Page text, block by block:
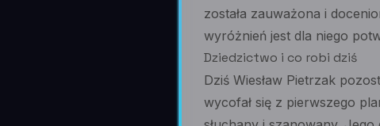
została zauważona i
wyróżnień jest dla niego
Dziedzictwo i co robi dziś
Dziś Wiesław Pietrzak
wycofał się z pierwszego